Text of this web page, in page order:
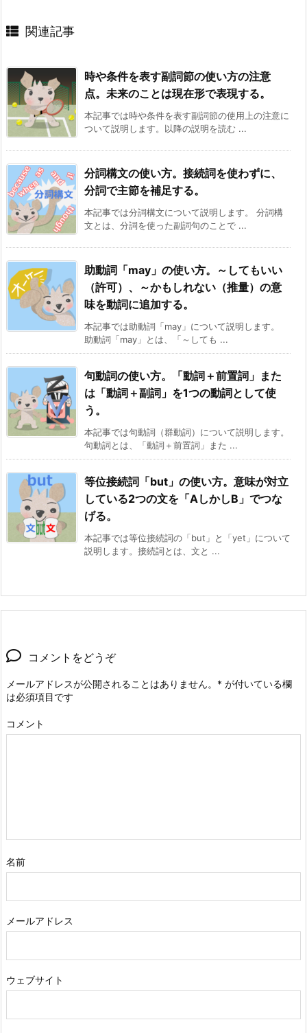
関連記事
時や条件を表す副詞節の使い方の注意
点。未来のことは現在形で表現する。
本記事では時や条件を表す副詞節の使用上の注意に
ついて説明します。以降の説明を読む ...
分詞構文の使い方。接続詞を使わずに、
分詞で主節を補足する。
本記事では分詞構文について説明します。 分詞構
文とは、分詞を使った副詞句のことで ...
助動詞「may」の使い方。～してもいい
（許可）、～かもしれない（推量）の意
味を動詞に追加する。
本記事では助動詞「may」について説明します。
助動詞「may」とは、「～しても ...
句動詞の使い方。「動詞＋前置詞」また
は「動詞＋副詞」を1つの動詞として使
う。
本記事では句動詞（群動詞）について説明します。
句動詞とは、「動詞＋前置詞」また ...
等位接続詞「but」の使い方。意味が対立
している2つの文を「AしかしB」でつな
げる。
本記事では等位接続詞の「but」と「yet」について
説明します。接続詞とは、文と ...
コメントをどうぞ
メールアドレスが公開されることはありません。 * が付いている欄
は必須項目です
コメント
名前
メールアドレス
ウェブサイト